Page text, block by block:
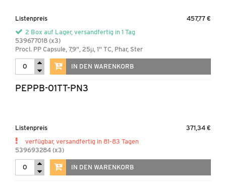
Listenpreis
457,77 €
2 Box auf Lager, versandfertig in 1 Tag
539677018 (x3)
Procl. PP Capsule, 7,9", 25µ, 1" TC, Phar, Ster
IN DEN WARENKORB
PEPPB-01TT-PN3
Listenpreis
371,34 €
verfügbar, versandfertig in 81-83 Tagen
539693284 (x3)
IN DEN WARENKORB